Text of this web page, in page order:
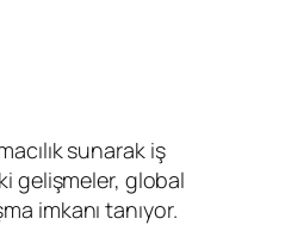
sunarak iş
gelişmeler, global
imkanı tanıyor.